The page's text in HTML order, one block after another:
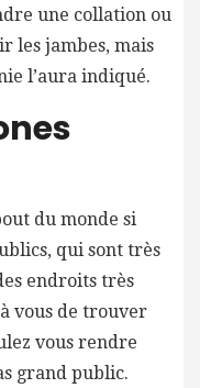
une collation ou
les jambes, mais
l’aura indiqué.
du monde si
qui sont très
endroits très
vous de trouver
vous rendre
grand public.